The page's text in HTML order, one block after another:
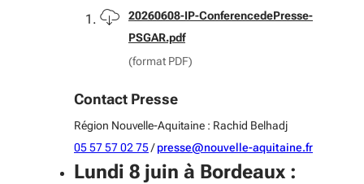
Télécharger
20260608-IP-ConferencedePresse-
PSGAR.pdf
(format PDF)
Contact Presse
Région Nouvelle-Aquitaine : Rachid Belhadj
05 57 57 02 75/presse@nouvelle-aquitaine.fr
Lundi 8 juin à Bordeaux :